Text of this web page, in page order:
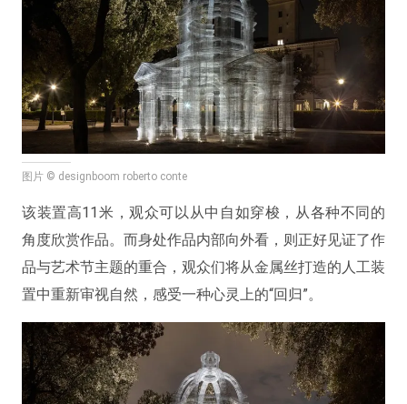
图片 © designboom roberto conte
该装置高11米，观众可以从中自如穿梭，从各种不同的
角度欣赏作品。而身处作品内部向外看，则正好见证了作
品与艺术节主题的重合，观众们将从金属丝打造的人工装
置中重新审视自然，感受一种心灵上的“回归”。